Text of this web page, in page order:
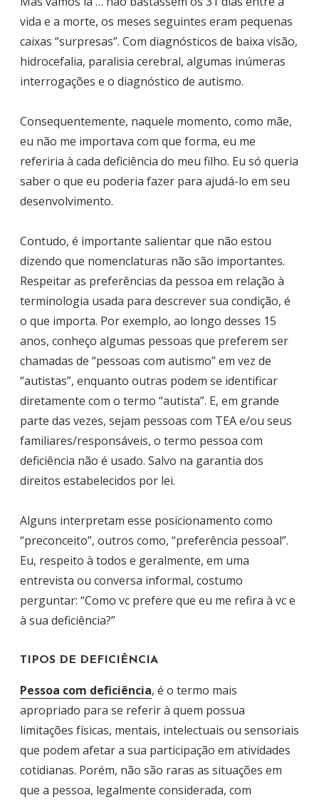
vida e a morte, os meses seguintes eram pequenas
caixas “surpresas”. Com diagnósticos de baixa visão,
hidrocefalia, paralisia cerebral, algumas inúmeras
interrogações e o diagnóstico de autismo.
Consequentemente, naquele momento, como mãe,
eu não me importava com que forma, eu me
referiria à cada deficiência do meu filho. Eu só queria
saber o que eu poderia fazer para ajudá-lo em seu
desenvolvimento.
Contudo, é importante salientar que não estou
dizendo que nomenclaturas não são importantes.
Respeitar as preferências da pessoa em relação à
terminologia usada para descrever sua condição, é
o que importa. Por exemplo, ao longo desses 15
anos, conheço algumas pessoas que preferem ser
chamadas de “pessoas com autismo” em vez de
“autistas”, enquanto outras podem se identificar
diretamente com o termo “autista”. E, em grande
parte das vezes, sejam pessoas com TEA e/ou seus
familiares/responsáveis, o termo pessoa com
deficiência não é usado. Salvo na garantia dos
direitos estabelecidos por lei.
Alguns interpretam esse posicionamento como
“preconceito”, outros como, “preferência pessoal”.
Eu, respeito à todos e geralmente, em uma
entrevista ou conversa informal, costumo
perguntar: “Como vc prefere que eu me refira à vc e
à sua deficiência?”
TIPOS DE DEFICIÊNCIA
Pessoa com deficiência, é o termo mais
apropriado para se referir à quem possua
limitações físicas, mentais, intelectuais ou sensoriais
que podem afetar a sua participação em atividades
cotidianas. Porém, não são raras as situações em
que a pessoa, legalmente considerada, com